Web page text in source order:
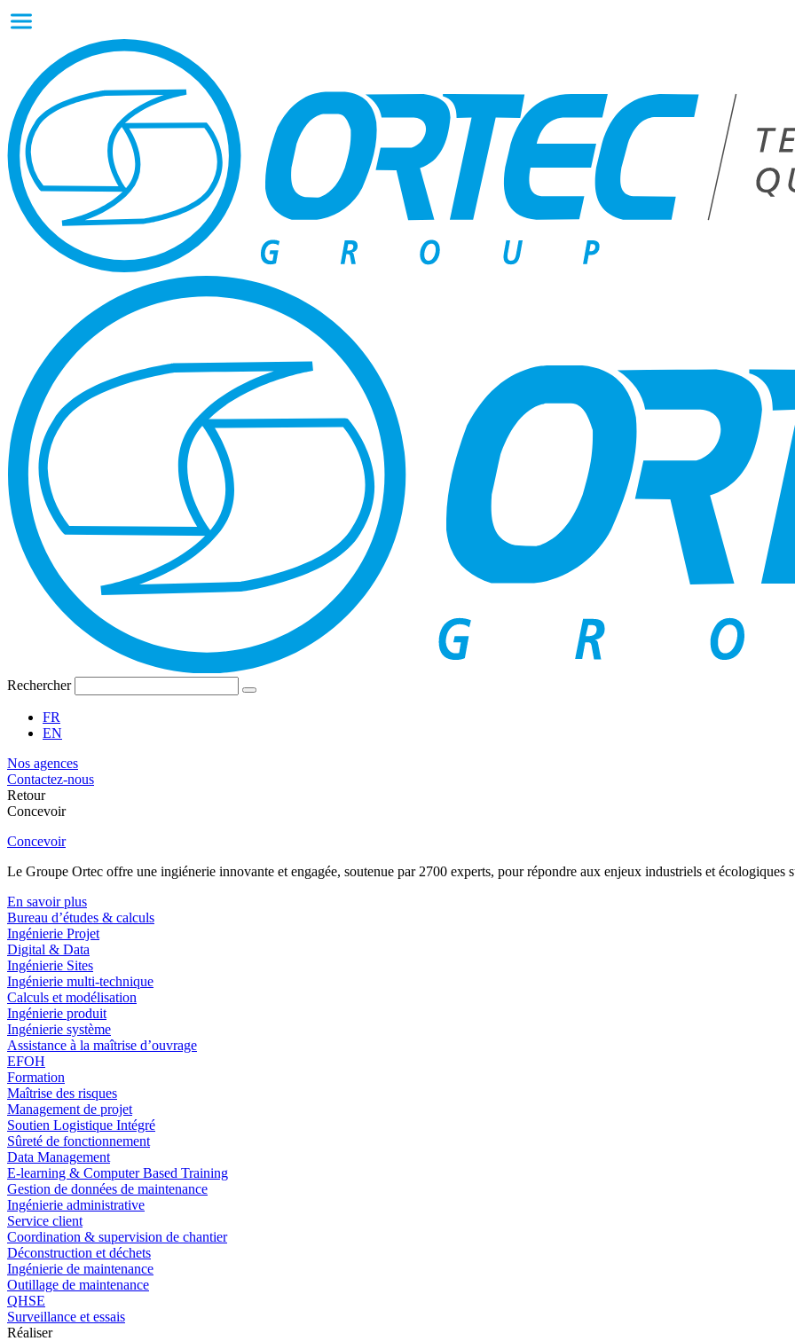
Rechercher
FR
EN
Nos agences
Contactez-nous
Retour
Concevoir
Concevoir
Le Groupe Ortec offre une ingiénerie innovante et engagée, soutenue par 2700 experts, pour répondre aux enjeux industriels et écologiques
En savoir plus
Bureau d’études & calculs
Ingénierie Projet
Digital & Data
Ingénierie Sites
Ingénierie multi-technique
Calculs et modélisation
Ingénierie produit
Ingénierie système
Assistance à la maîtrise d’ouvrage
EFOH
Formation
Maîtrise des risques
Management de projet
Soutien Logistique Intégré
Sûreté de fonctionnement
Data Management
E-learning & Computer Based Training
Gestion de données de maintenance
Ingénierie administrative
Service client
Coordination & supervision de chantier
Déconstruction et déchets
Ingénierie de maintenance
Outillage de maintenance
QHSE
Surveillance et essais
Réaliser